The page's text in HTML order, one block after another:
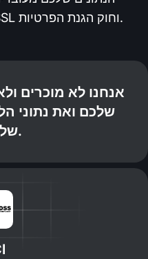
עולמיים, כולל PCI DSS, SSL וחוק הגנת הפרטיות.
אנחנו לא מוכרים
שלכם ואת נתוני
שלישיים.